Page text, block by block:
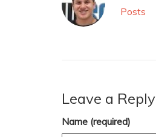
Posts
Leave a Reply
Name (required)